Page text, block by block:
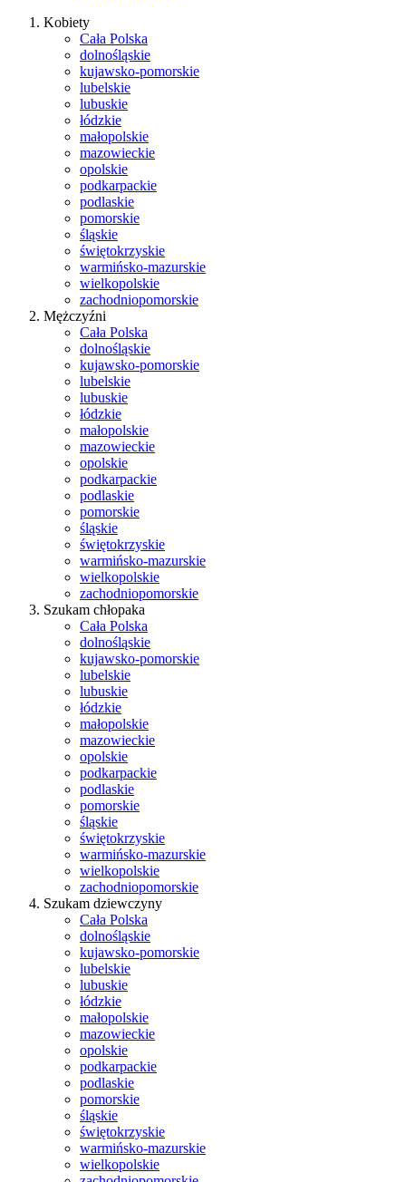
Kobiety
Cała Polska
dolnośląskie
kujawsko-pomorskie
lubelskie
lubuskie
łódzkie
małopolskie
mazowieckie
opolskie
podkarpackie
podlaskie
pomorskie
śląskie
świętokrzyskie
warmińsko-mazurskie
wielkopolskie
zachodniopomorskie
Mężczyźni
Cała Polska
dolnośląskie
kujawsko-pomorskie
lubelskie
lubuskie
łódzkie
małopolskie
mazowieckie
opolskie
podkarpackie
podlaskie
pomorskie
śląskie
świętokrzyskie
warmińsko-mazurskie
wielkopolskie
zachodniopomorskie
Szukam chłopaka
Cała Polska
dolnośląskie
kujawsko-pomorskie
lubelskie
lubuskie
łódzkie
małopolskie
mazowieckie
opolskie
podkarpackie
podlaskie
pomorskie
śląskie
świętokrzyskie
warmińsko-mazurskie
wielkopolskie
zachodniopomorskie
Szukam dziewczyny
Cała Polska
dolnośląskie
kujawsko-pomorskie
lubelskie
lubuskie
łódzkie
małopolskie
mazowieckie
opolskie
podkarpackie
podlaskie
pomorskie
śląskie
świętokrzyskie
warmińsko-mazurskie
wielkopolskie